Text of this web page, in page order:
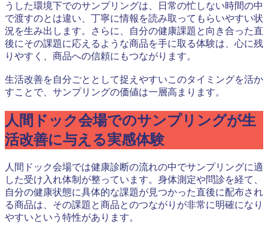
うした環境下でのサンプリングは、日常の忙しない時間の中
で渡すのとは違い、丁寧に情報を読み取ってもらいやすい状
況を生み出します。さらに、自分の健康課題と向き合った直
後にその課題に応えるような商品を手に取る体験は、心に残
りやすく、商品への信頼にもつながります。
生活改善を自分ごととして捉えやすいこのタイミングを活か
すことで、サンプリングの価値は一層高まります。
人間ドック会場でのサンプリングが生
活改善に与える実感体験
人間ドック会場では健康診断の流れの中でサンプリングに適
した受け入れ体制が整っています。身体測定や問診を経て、
自分の健康状態に具体的な課題が見つかった直後に配布され
る商品は、その課題と商品とのつながりが非常に明確になり
やすいという特性があります。